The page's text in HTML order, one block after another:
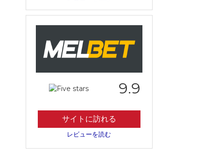
9.9
サイトに訪れる
レビューを読む